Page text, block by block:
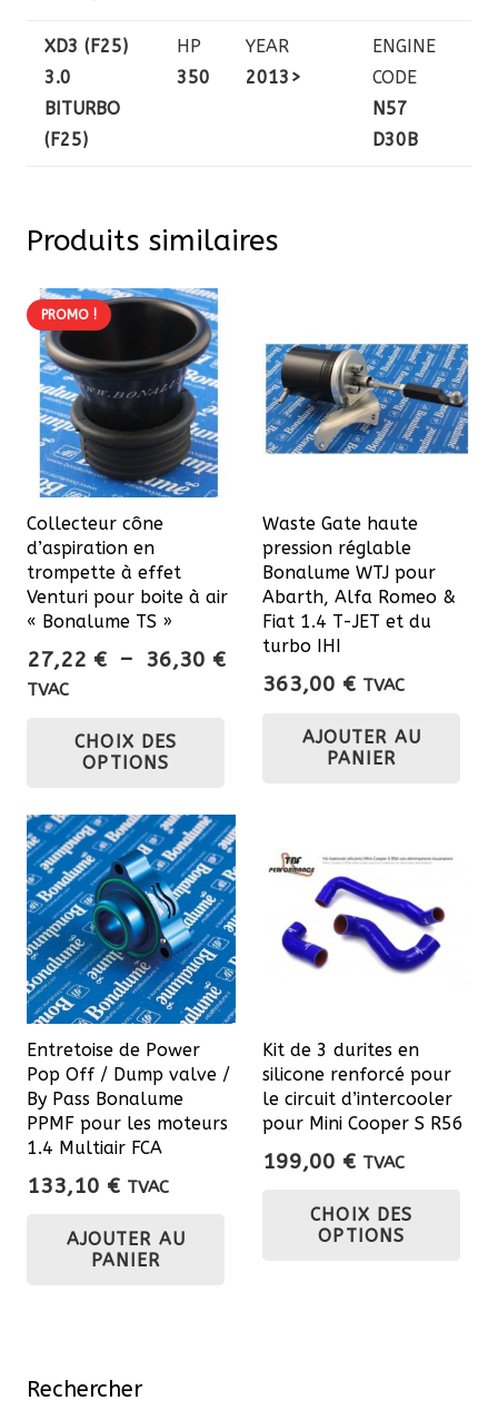
XD3 (F25)
3.0
BITURBO
(F25)
HP
350
YEAR
2013>
ENGINE
CODE
N57
D30B
Produits similaires
PROMO !
Collecteur cône
d’aspiration en
trompette à effet
Venturi pour boite à air
« Bonalume TS »
27,22 € – 36,30 €Plage
27,22 €
TVAC
CHOIX DES
OPTIONS
plusieurs
variations.
Les
options
peuvent
être
sur
page
produit
Waste Gate haute
pression réglable
Bonalume WTJ pour
Abarth, Alfa Romeo &
Fiat 1.4 T-JET et du
turbo IHI
363,00 € TVAC
AJOUTER AU
PANIER
Entretoise de Power
Pop Off / Dump valve /
By Pass Bonalume
PPMF pour les moteurs
1.4 Multiair FCA
133,10 € TVAC
AJOUTER AU
PANIER
Kit de 3 durites en
silicone renforcé pour
le circuit d’intercooler
pour Mini Cooper S R56
199,00 € TVAC
CHOIX DES
OPTIONS
Rechercher